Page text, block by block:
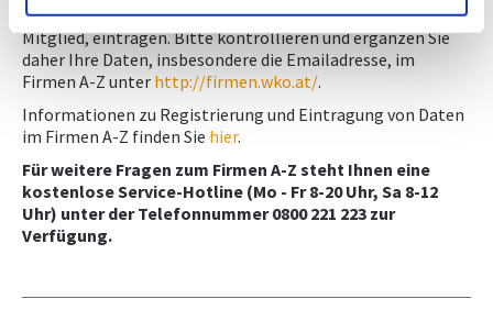
Adresse sowie Leistungen können nur Sie selbst, als
Mitglied, eintragen. Bitte kontrollieren und ergänzen Sie
daher Ihre Daten, insbesondere die Emailadresse, im
Firmen A-Z unter http://firmen.wko.at/.
Informationen zu Registrierung und Eintragung von Daten
im Firmen A-Z finden Sie hier.
Für weitere Fragen zum Firmen A-Z steht Ihnen eine
kostenlose Service-Hotline (Mo - Fr 8-20 Uhr, Sa 8-12
Uhr) unter der Telefonnummer 0800 221 223 zur
Verfügung.